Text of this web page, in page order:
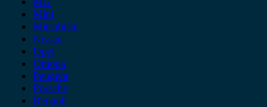
Mini
Mitsubishi
Nissan
Opel
Omoda
Peugeot
Porsche
Renault